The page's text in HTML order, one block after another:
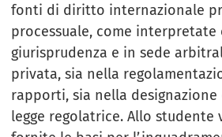
fonti di diritto internazionale
processuale, come
giurisprudenza e in sede
privata, sia nella
rapporti, sia nella
legge regolatrice. Allo